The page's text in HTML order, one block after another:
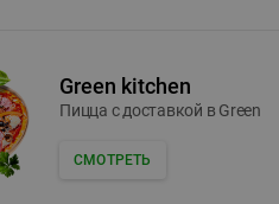
Green kitchen
Пицца c доставкой в Green
СМОТРЕТЬ